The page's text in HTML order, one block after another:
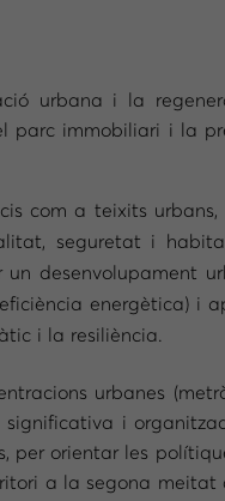
urbana i la
parc immobiliari i la
com a teixits urbans,
seguretat i
desenvolupament
energètica) i
i la resiliència.
urbanes
i
per orientar les
a la segona meitat